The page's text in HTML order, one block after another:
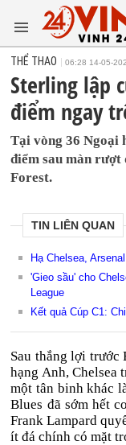
THỂ THAO 06:28 14-05-
Sterling lập
điểm ngay
Tại vòng 36 Ngoại
điểm sau màn
Forest.
TIN LIÊN QUAN
Hạ Chelsea,
'Gieo sầu' cho
League
Kết quả Cúp C1:
Sau thắng lợi trước
hạng Anh, Chelsea
một tân binh khác
Blues đã sớm hết
Frank Lampard
ít đá chính có mặt